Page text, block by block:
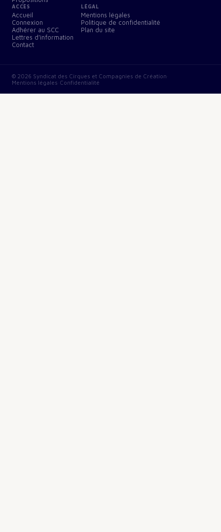
ACCÈS
Accueil
Connexion
Adhérer au SCC
Lettres d'information
Contact
LÉGAL
Mentions légales
Politique de confidentialité
Plan du site
© 2026 Syndicat des Cirques et Compagnies de Création
Mentions légales Confidentialité